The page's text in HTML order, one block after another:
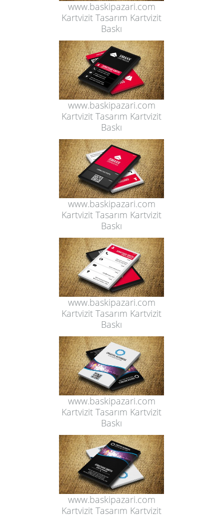
www.baskipazari.com
Kartvizit Tasarım Kartvizit
Baskı
www.baskipazari.com
Kartvizit Tasarım Kartvizit
Baskı
www.baskipazari.com
Kartvizit Tasarım Kartvizit
Baskı
www.baskipazari.com
Kartvizit Tasarım Kartvizit
Baskı
www.baskipazari.com
Kartvizit Tasarım Kartvizit
Baskı
www.baskipazari.com
Kartvizit Tasarım Kartvizit